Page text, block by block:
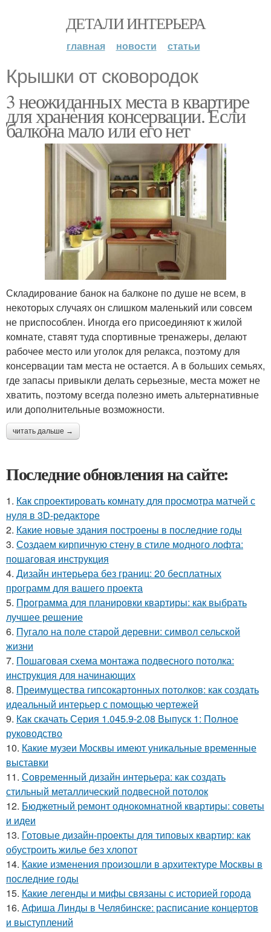
ДЕТАЛИ ИНТЕРЬЕРА
главная новости статьи
Крышки от сковородок
3 неожиданных места в квартире
для хранения консервации. Если
балкона мало или его нет
Складирование банок на балконе по душе не всем, в
некоторых случаях он слишком маленький или совсем
не приспособлен. Иногда его присоединяют к жилой
комнате, ставят туда спортивные тренажеры, делают
рабочее место или уголок для релакса, поэтому для
консервации там места не остается. А в больших семьях,
где запасы привыкли делать серьезные, места может не
хватить, поэтому всегда полезно иметь альтернативные
или дополнительные возможности.
читать дальше →
Последние обновления на сайте:
1. Как спроектировать комнату для просмотра матчей с
нуля в 3D-редакторе
2. Какие новые здания построены в последние годы
3. Создаем кирпичную стену в стиле модного лофта:
пошаговая инструкция
4. Дизайн интерьера без границ: 20 бесплатных
программ для вашего проекта
5. Программа для планировки квартиры: как выбрать
лучшее решение
6. Пугало на поле старой деревни: символ сельской
жизни
7. Пошаговая схема монтажа подвесного потолка:
инструкция для начинающих
8. Преимущества гипсокартонных потолков: как создать
идеальный интерьер с помощью чертежей
9. Как скачать Серия 1.045.9-2.08 Выпуск 1: Полное
руководство
10. Какие музеи Москвы имеют уникальные временные
выставки
11. Современный дизайн интерьера: как создать
стильный металлический подвесной потолок
12. Бюджетный ремонт однокомнатной квартиры: советы
и идеи
13. Готовые дизайн-проекты для типовых квартир: как
обустроить жилье без хлопот
14. Какие изменения произошли в архитектуре Москвы в
последние годы
15. Какие легенды и мифы связаны с историей города
16. Афиша Линды в Челябинске: расписание концертов
и выступлений